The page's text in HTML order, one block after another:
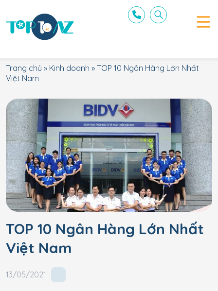
Trang chủ » Kinh doanh » TOP 10 Ngân Hàng Lớn Nhất
Việt Nam
TOP 10 Ngân Hàng Lớn Nhất
Việt Nam
13/05/2021